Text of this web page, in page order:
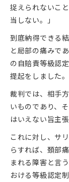
捉えられないこ
当しない。」
到底納得できる
と局部の痛みで
の自賠責等級認
提起をしました。
裁判では、相手
いものであり、
はいえない旨主
これに対し、サ
らすれば、頚部
まれる障害と言
おける等級認定